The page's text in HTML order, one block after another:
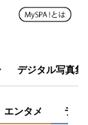
デジタル写真集
エンタメ ライフ